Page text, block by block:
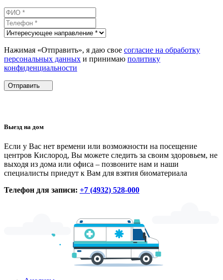
Нажимая «Отправить», я даю свое согласие на обработку
персональных данных и принимаю политику
конфиденциальности
Отправить
Выезд на дом
Если у Вас нет времени или возможности на посещение
центров Кислород, Вы можете следить за своим здоровьем, не
выходя из дома или офиса – позвоните нам и наши
специалисты приедут к Вам для взятия биоматериала
Телефон для записи: +7 (4932) 528-000